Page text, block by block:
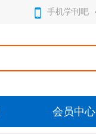
手机学刊吧
会员中心